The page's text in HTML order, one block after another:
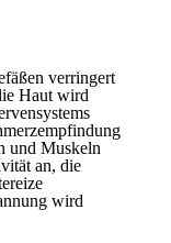
verringert
Haut wird
und Muskeln
an, die
wird